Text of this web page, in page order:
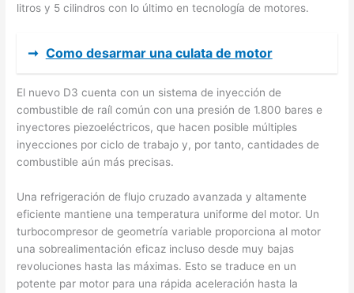
litros y 5 cilindros con lo último en tecnología de motores.
➞ Como desarmar una culata de motor
El nuevo D3 cuenta con un sistema de inyección de
combustible de raíl común con una presión de 1.800 bares e
inyectores piezoeléctricos, que hacen posible múltiples
inyecciones por ciclo de trabajo y, por tanto, cantidades de
combustible aún más precisas.
Una refrigeración de flujo cruzado avanzada y altamente
eficiente mantiene una temperatura uniforme del motor. Un
turbocompresor de geometría variable proporciona al motor
una sobrealimentación eficaz incluso desde muy bajas
revoluciones hasta las máximas. Esto se traduce en un
potente par motor para una rápida aceleración hasta la